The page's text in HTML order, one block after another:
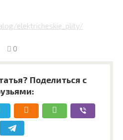
elektricheskie_plity/
0
Поделиться с